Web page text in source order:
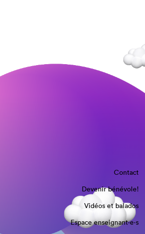
Contact
Devenir bénévole!
Vidéos et balados
Espace enseignant·e⋅s